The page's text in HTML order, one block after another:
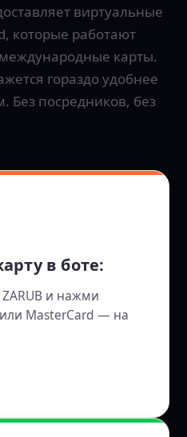
виртуальные
которые работают
карты.
гораздо удобнее
Без посредников, без
в боте:
и нажми
или MasterCard — на